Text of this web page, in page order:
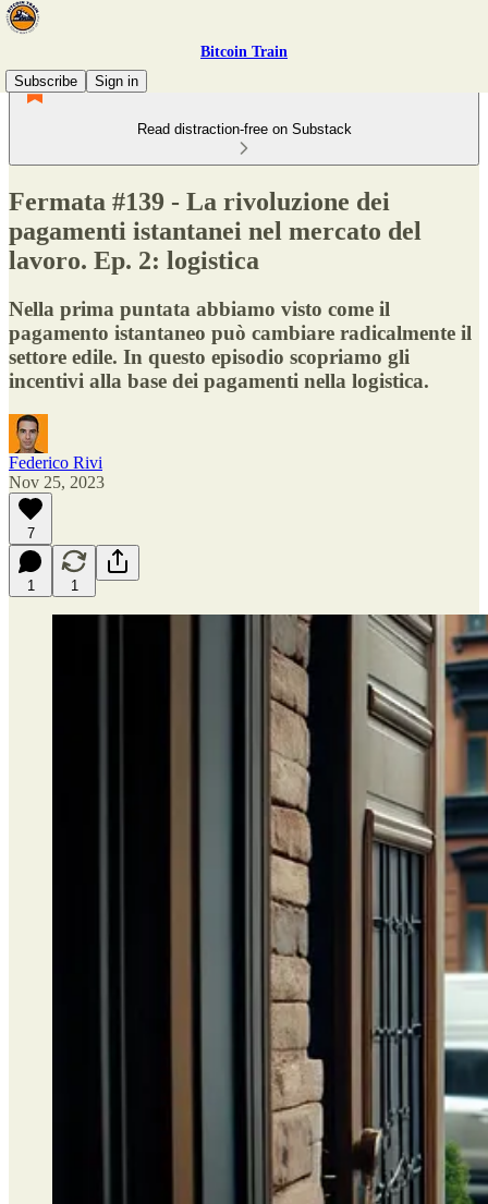
Bitcoin Train
Subscribe
Sign in
Read distraction-free on Substack
Fermata #139 - La rivoluzione dei
pagamenti istantanei nel mercato del
lavoro. Ep. 2: logistica
Nella prima puntata abbiamo visto come il
pagamento istantaneo può cambiare radicalmente il
settore edile. In questo episodio scopriamo gli
incentivi alla base dei pagamenti nella logistica.
Federico Rivi
Nov 25, 2023
7
1 1